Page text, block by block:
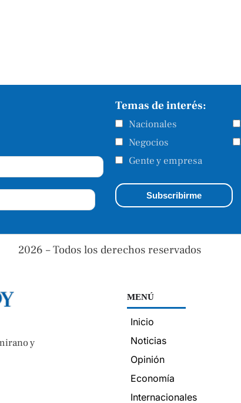
Temas de interés:
Nacionales
Negocios
Gente y empresa
2026 – Todos los derechos reservados
y
MENÚ
Inicio
Noticias
Opinión
Economía
Internacionales